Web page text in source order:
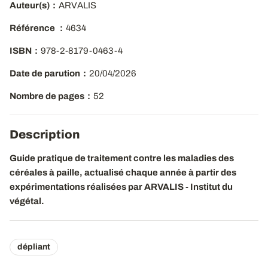
Auteur(s) ARVALIS
Référence 4634
ISBN 978-2-8179-0463-4
Date de parution 20/04/2026
Nombre de pages 52
Description
Guide pratique de traitement contre les maladies des
céréales à paille, actualisé chaque année à partir des
expérimentations réalisées par ARVALIS - Institut du
végétal.
dépliant